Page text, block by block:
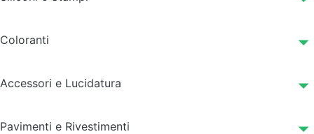
Coloranti
Accessori e Lucidatura
Pavimenti e Rivestimenti